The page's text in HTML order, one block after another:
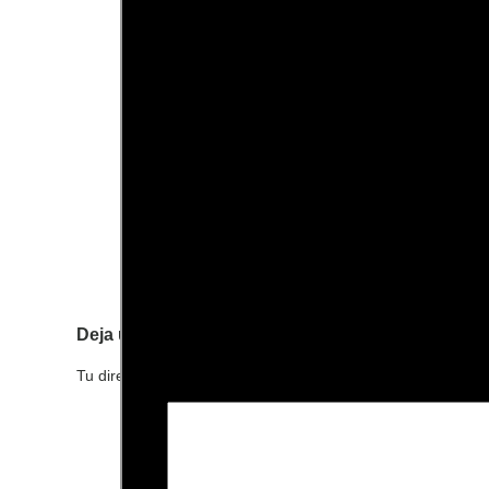
Deja una respuesta
Tu dirección de correo electrónico no será publicada.